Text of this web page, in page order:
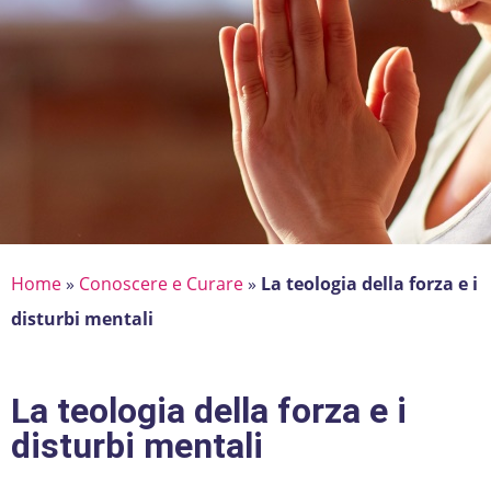
Home» Conoscere e Curare» La teologia della forza e i
disturbi mentali
La teologia della forza e i
disturbi mentali